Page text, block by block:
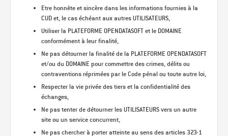
Etre honnête et sincère dans les informations fournies à la
CUD et, le cas échéant aux autres UTILISATEURS,
Utiliser la PLATEFORME OPENDATASOFT et le DOMAINE
conformément à leur finalité,
Ne pas détourner la finalité de la PLATEFORME OPENDATASOFT
et/ou du DOMAINE pour commettre des crimes, délits ou
contraventions réprimées par le Code pénal ou toute autre loi,
Respecter la vie privée des tiers et la confidentialité des
échanges,
Ne pas tenter de détourner les UTILISATEURS vers un autre
site ou un service concurrent,
Ne pas chercher à porter atteinte au sens des articles 323-1